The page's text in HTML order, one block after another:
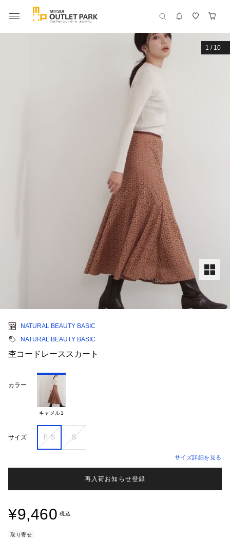
1 / 10
NATURAL BEAUTY BASIC
NATURAL BEAUTY BASIC
杢コードレーススカート
カラー
キャメル1
サイズ ＰＳ Ｓ
サイズ詳細を見る
再入荷お知らせ登録
¥9,460 税込
取り寄せ